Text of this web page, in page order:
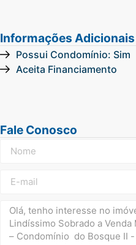
Informações Adicionais
Possui Condomínio: Sim
Aceita Financiamento
Fale Conosco